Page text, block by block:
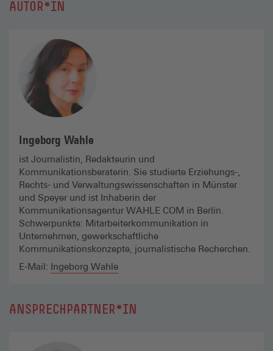
AUTOR*IN
Ingeborg Wahle
ist Journalistin, Redakteurin und
Kommunikationsberaterin. Sie studierte Erziehungs-,
Rechts- und Verwaltungswissenschaften in Münster
und Speyer und ist Inhaberin der
Kommunikationsagentur WAHLE COM in Berlin.
Schwerpunkte: Mitarbeiterkommunikation in
Unternehmen, gewerkschaftliche
Kommunikationskonzepte, journalistische Recherchen.
E-Mail: Ingeborg Wahle
ANSPRECHPARTNER*IN